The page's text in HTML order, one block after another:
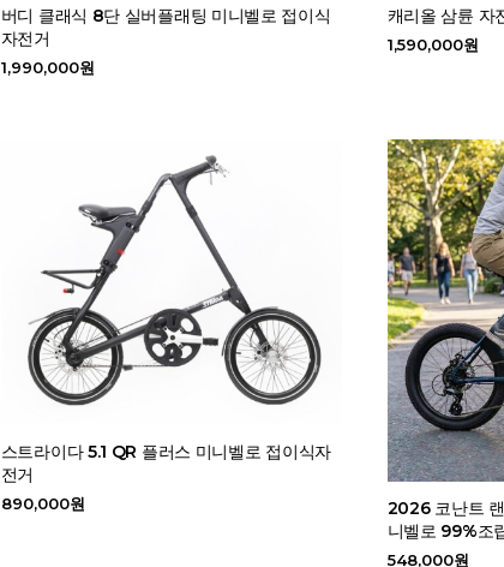
버디 클래식 8단 실버플래팅 미니벨로 접이식
자전거
1,990,000원
캐리올 삼륜 자
1,590,000원
스트라이다 5.1 QR 플러스 미니벨로 접이식자
전거
890,000원
2026 코난트
니벨로 99%조
548,000원